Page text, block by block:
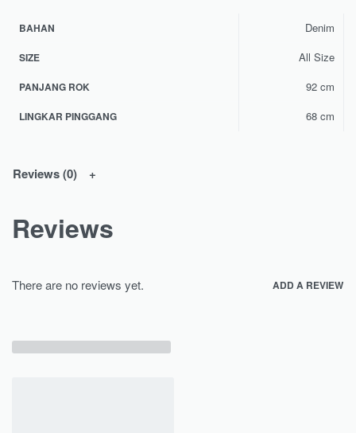
BAHAN Denim
SIZE All Size
PANJANG ROK 92 cm
LINGKAR PINGGANG 68 cm
Reviews (0)
Reviews
There are no reviews yet. ADD A REVIEW